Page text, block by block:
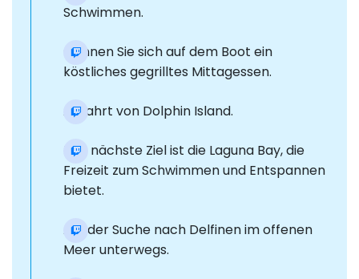
Schwimmen.
Gönnen Sie sich auf dem Boot ein
köstliches gegrilltes Mittagessen.
Abfahrt von Dolphin Island.
Das nächste Ziel ist die Laguna Bay, die
Freizeit zum Schwimmen und Entspannen
bietet.
Auf der Suche nach Delfinen im offenen
Meer unterwegs.